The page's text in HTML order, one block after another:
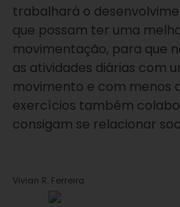
trabalhará o
que possam ter uma
movimentação, para que
as atividades diárias com
movimento e com menos
exercícios também
consigam se relacionar
Vivian R. Ferreira